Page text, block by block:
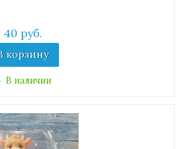
40 руб.
корзину
В наличии